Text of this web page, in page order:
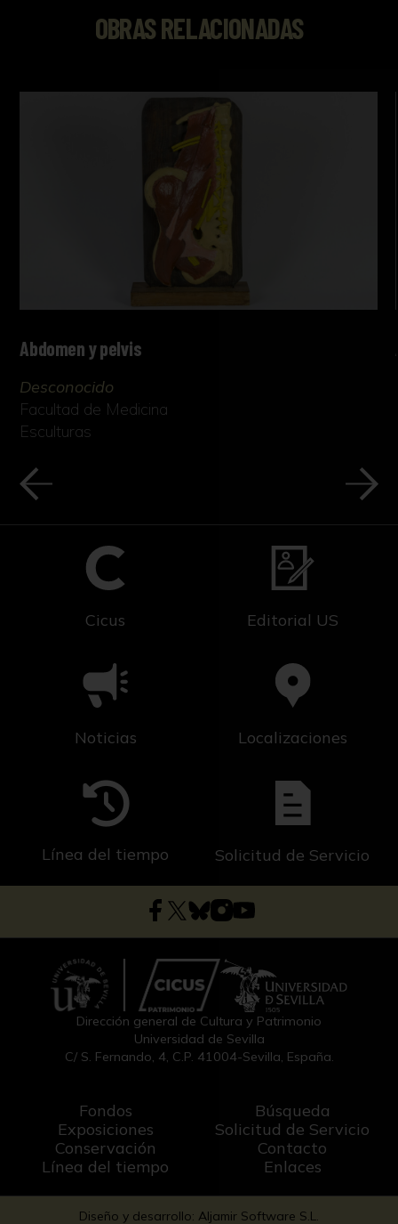
OBRAS RELACIONADAS
Abdomen y pelvis
Desconocido
Facultad de Medicina
Esculturas
Cicus Editorial US
Noticias Localizaciones
Línea del tiempo Solicitud de Servicio
Dirección general de Cultura y Patrimonio
Universidad de Sevilla
C/ S. Fernando, 4, C.P. 41004-Sevilla, España.
Fondos
Exposiciones
Conservación
Línea del tiempo
Búsqueda
Solicitud de Servicio
Contacto
Enlaces
Diseño y desarrollo: Aljamir Software S.L.